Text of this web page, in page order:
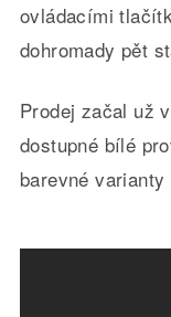
ovládacími
dohromady pět
Prodej začal už
dostupné bílé
barevné